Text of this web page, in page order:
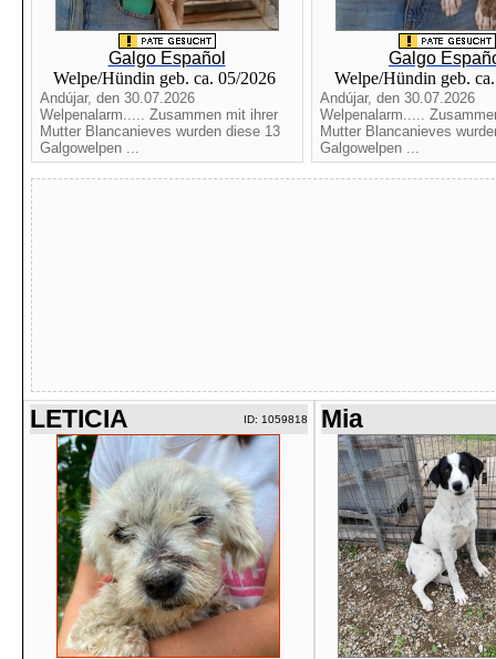
Galgo Español
Welpe/Hündin geb. ca. 05/2026
Andújar, den 30.07.2026
Welpenalarm..... Zusammen mit ihrer
Mutter Blancanieves wurden diese 13
Galgowelpen ...
Galgo
Welpe/Hündin geb.
Andújar, den 30.07.2026
Welpenalarm.....
Mutter Blancanieves
Galgowelpen ...
LETICIA ID: 1059818 Mia